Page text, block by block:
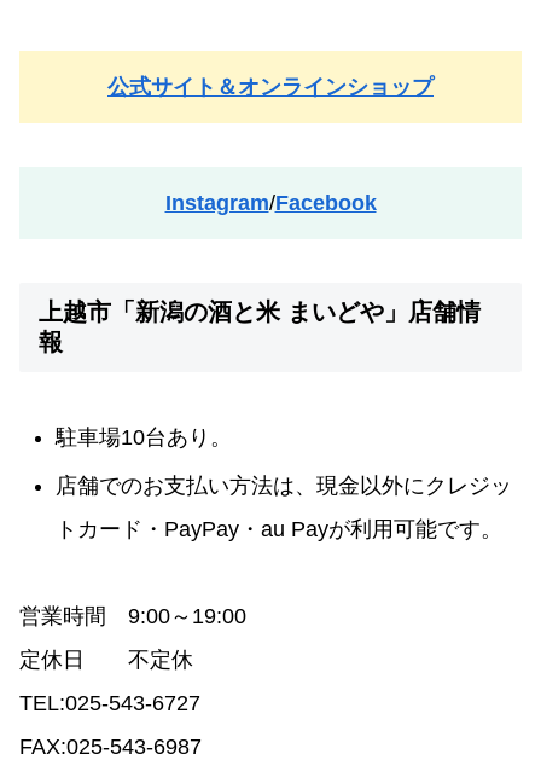
公式サイト＆オンラインショップ
Instagram/Facebook
上越市「新潟の酒と米 まいどや」店舗情
報
駐車場10台あり。
店舗でのお支払い方法は、現金以外にクレジッ
トカード・PayPay・au Payが利用可能です。
営業時間 9:00～19:00
定休日 不定休
TEL:025-543-6727
FAX:025-543-6987